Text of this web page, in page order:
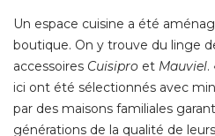
Un espace cuisine a été
boutique. On y trouve du linge
accessoires Cuisipro et Mauviel.
ici ont été sélectionnés avec
par des maisons familiales
générations de la qualité de